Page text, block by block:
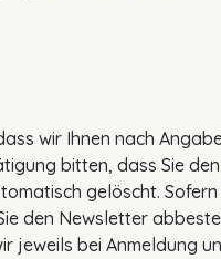
wir Ihnen nach
bitten, dass Sie
gelöscht. Sofern
den Newsletter
jeweils bei Anmeldung